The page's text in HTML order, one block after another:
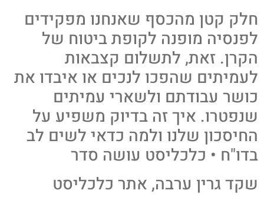
חלק קטן מהכסף שאנחנו מפקידים
לפנסיה מופנה לקופת ביטוח של
הקרן. זאת, לתשלום קצבאות
לעמיתים שהפכו לנכים או איבדו את
כושר עבודתם ולשארי עמיתים
שנפטרו. איך זה בדיוק משפיע על
החיסכון שלנו ולמה כדאי לשים לב
בדו"ח • כלכליסט עושה סדר
שקד גרין ערבה, אתר כלכליסט